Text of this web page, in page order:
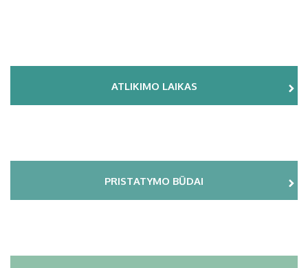
ATLIKIMO LAIKAS
PRISTATYMO BŪDAI